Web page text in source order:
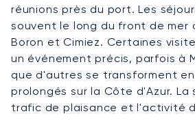
réunions près du port. Les
souvent le long du front de mer
Boron et Cimiez. Certaines
un événement précis, parfois à
que d'autres se transforment
prolongés sur la Côte d'Azur. La
trafic de plaisance et l'activité